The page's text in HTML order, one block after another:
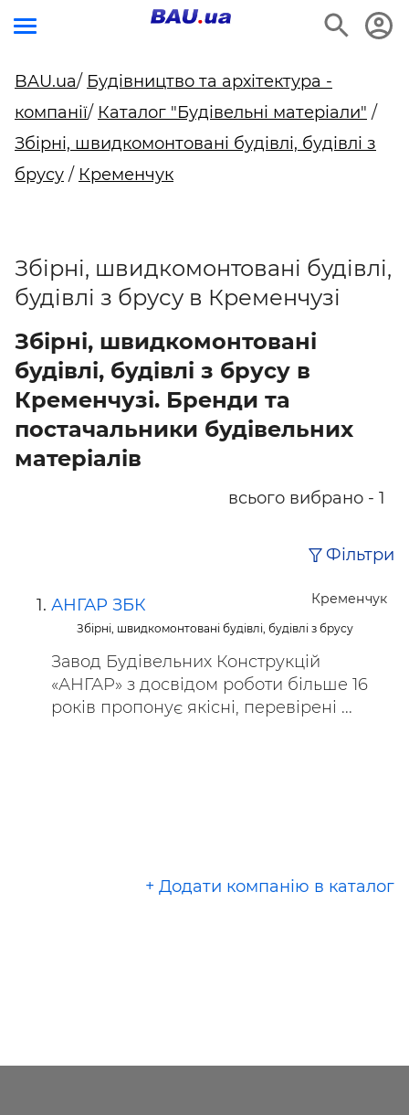
BAU.ua/ Будівництво та архітектура -
компанії/ Каталог "Будівельні матеріали" /
Збірні, швидкомонтовані будівлі, будівлі з
брусу / Кременчук
Збірні, швидкомонтовані будівлі,
будівлі з брусу в Кременчузі
Збірні, швидкомонтовані
будівлі, будівлі з брусу в
Кременчузі. Бренди та
постачальники будівельних
матеріалів
всього вибрано - 1
Фільтри
Кременчук
АНГАР ЗБК
Збірні, швидкомонтовані будівлі, будівлі з брусу
Завод Будівельних Конструкцій
«АНГАР» з досвідом роботи більше 16
років пропонує якісні, перевірені ...
+ Додати компанію в каталог